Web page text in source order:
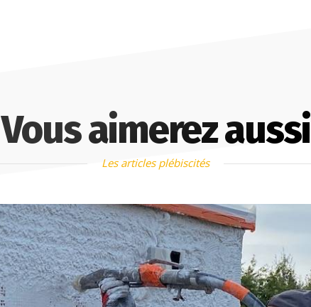
Vous aimerez aussi
Les articles plébiscités